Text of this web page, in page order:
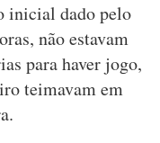
inicial dado pelo
não estavam
para haver jogo,
teimavam em